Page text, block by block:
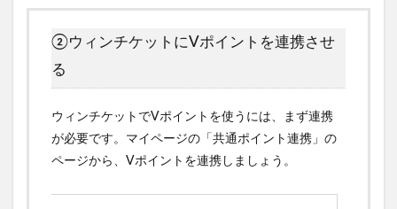
②ウィンチケットにVポイントを連携させ
る
ウィンチケットでVポイントを使うには、まず連携
が必要です。マイページの「共通ポイント連携」の
ページから、Vポイントを連携しましょう。